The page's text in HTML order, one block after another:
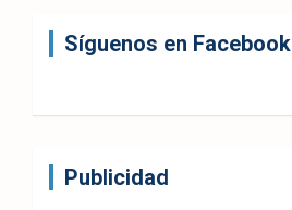
Síguenos en Facebook
Publicidad